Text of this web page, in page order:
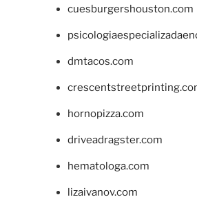
cuesburgershouston.com
dmtacos.com
hornopizza.com
driveadragster.com
hematologa.com
lizaivanov.com